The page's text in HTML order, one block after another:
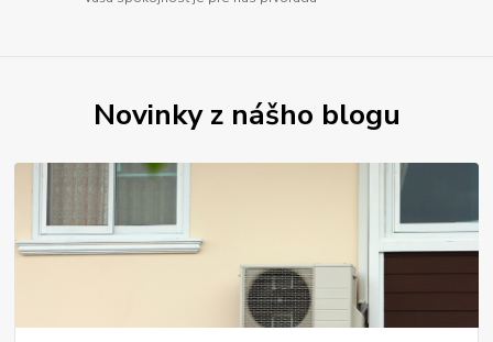
Novinky z nášho blogu